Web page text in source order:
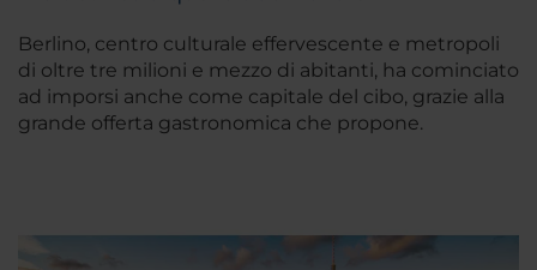
Berlino, centro culturale effervescente e metropoli
di oltre tre milioni e mezzo di abitanti, ha cominciato
ad imporsi anche come capitale del cibo, grazie alla
grande offerta gastronomica che propone.